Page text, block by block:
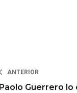
ANTERIOR
Paolo Guerrero